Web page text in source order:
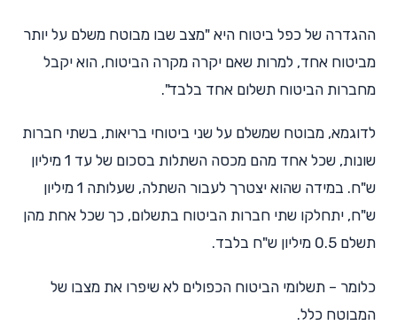
ההגדרה של כפל ביטוח היא "מצב שבו מבוטח משלם על יותר
מביטוח אחד, למרות שאם יקרה מקרה הביטוח, הוא יקבל
מחברות הביטוח תשלום אחד בלבד".
לדוגמא, מבוטח שמשלם על שני ביטוחי בריאות, בשתי חברות
שונות, שכל אחד מהם מכסה השתלות בסכום של עד 1 מיליון
ש"ח. במידה שהוא יצטרך לעבור השתלה, שעלותה 1 מיליון
ש"ח, יתחלקו שתי חברות הביטוח בתשלום, כך שכל אחת מהן
תשלם 0.5 מיליון ש"ח בלבד.
כלומר – תשלומי הביטוח הכפולים לא שיפרו את מצבו של
המבוטח כלל.